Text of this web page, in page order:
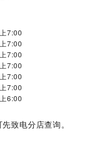
7:00
7:00
7:00
7:00
7:00
7:00
6:00
致电分店查询。